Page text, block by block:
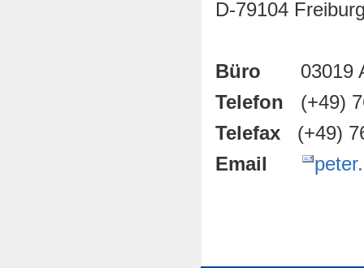
D-79104
Büro 03019
Telefon (+49)
Telefax
Email